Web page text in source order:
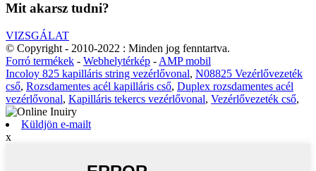
Mit akarsz tudni?
VIZSGÁLAT
© Copyright - 2010-2022 : Minden jog fenntartva.
Forró termékek - Webhelytérkép - AMP mobil
Incoloy 825 kapilláris string vezérlővonal, N08825 Vezérlővezeték
cső, Rozsdamentes acél kapilláris cső, Duplex rozsdamentes acél
vezérlővonal, Kapilláris tekercs vezérlővonal, Vezérlővezeték cső,
Küldjön e-mailt
x